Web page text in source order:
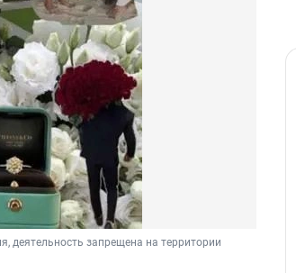
деятельность запрещена на территории